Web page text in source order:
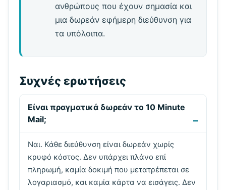
ανθρώπους που έχουν σημασία και
μια δωρεάν εφήμερη διεύθυνση για
τα υπόλοιπα.
Συχνές ερωτήσεις
Είναι πραγματικά δωρεάν το 10 Minute
Mail;
Ναι. Κάθε διεύθυνση είναι δωρεάν χωρίς
κρυφό κόστος. Δεν υπάρχει πλάνο επί
πληρωμή, καμία δοκιμή που μετατρέπεται σε
λογαριασμό, και καμία κάρτα να εισάγεις. Δεν